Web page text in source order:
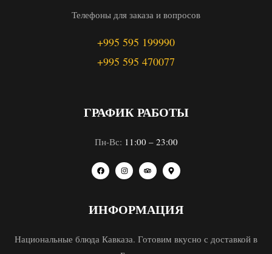
Телефоны для заказа и вопросов
+995 595 199990
+995 595 470077
ГРАФИК РАБОТЫ
Пн-Вс: 11:00 – 23:00
ИНФОРМАЦИЯ
Национальные блюда Кавказа. Готовим вкусно с доставкой в